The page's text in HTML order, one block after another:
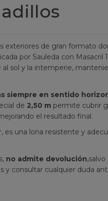
exteriores de gran formato
por Sauleda con Masacril
sol y la intemperie,
siempre en sentido
de 2,50 m permite cubrir
el resultado final.
una lona resistente y
no admite devolución
y consultar cualquier duda